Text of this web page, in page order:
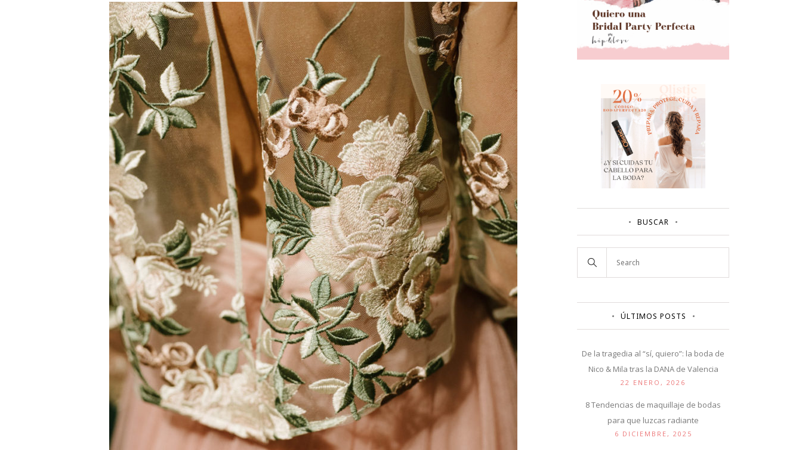
BUSCAR
ÚLTIMOS POSTS
De la tragedia al “sí, quiero”: la boda de
Nico & Mila tras la DANA de Valencia
22 ENERO, 2026
8 Tendencias de maquillaje de bodas
para que luzcas radiante
6 DICIEMBRE, 2025